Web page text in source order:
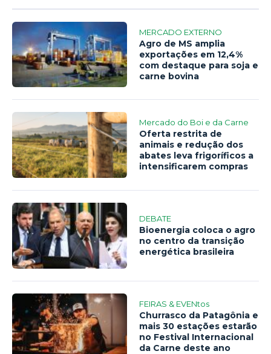
MERCADO EXTERNO
Agro de MS amplia
exportações em 12,4%
com destaque para soja e
carne bovina
Mercado do Boi e da Carne
Oferta restrita de
animais e redução dos
abates leva frigoríficos a
intensificarem compras
DEBATE
Bioenergia coloca o agro
no centro da transição
energética brasileira
FEIRAS & EVENtos
Churrasco da Patagônia e
mais 30 estações estarão
no Festival Internacional
da Carne deste ano